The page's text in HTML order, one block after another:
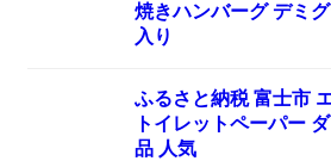
焼きハンバーグ デミ
入り
ふるさと納税 富士市
トイレットペーパー
品 人気